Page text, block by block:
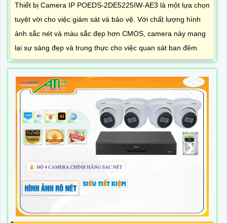
Thiết bị Camera IP POEDS-2DE5225IW-AE3 là một lựa chọn
tuyệt vời cho việc giám sát và bảo vệ. Với chất lượng hình
ảnh sắc nét và màu sắc đẹp hơn CMOS, camera này mang
lại sự sáng đẹp và trung thực cho việc quan sát ban đêm